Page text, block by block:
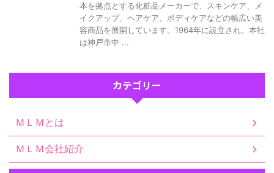
本を拠点とする化粧品メーカーで、スキンケア、メ
イクアップ、ヘアケア、ボディケアなどの幅広い美
容商品を展開しています。1964年に設立され、本社
は神戸市中 ...
カテゴリー
ＭＬＭとは
ＭＬＭ会社紹介